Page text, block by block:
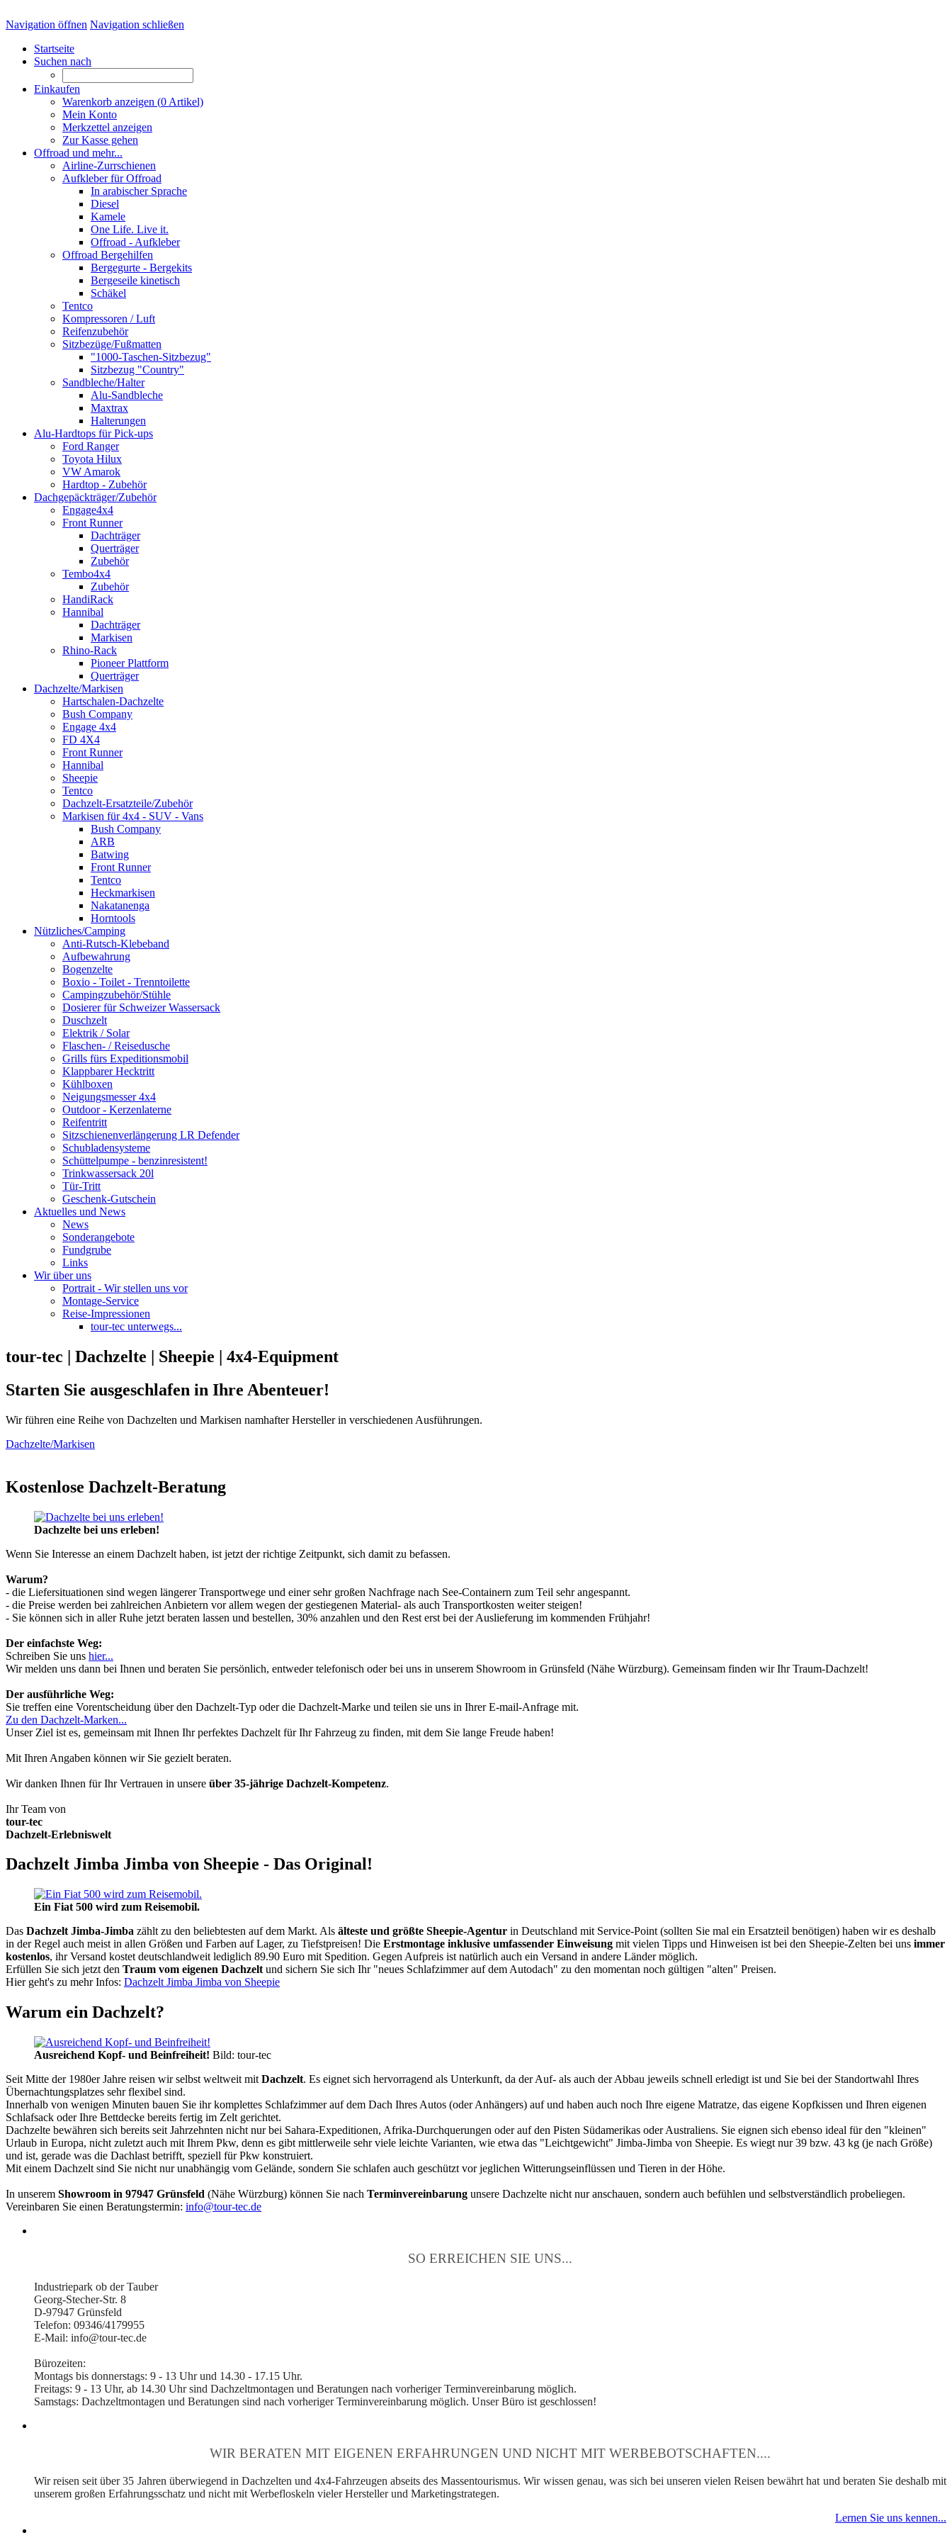
Navigation öffnen Navigation schließen
Startseite
Suchen nach
Einkaufen
Warenkorb anzeigen (0 Artikel)
Mein Konto
Merkzettel anzeigen
Zur Kasse gehen
Offroad und mehr...
Airline-Zurrschienen
Aufkleber für Offroad
In arabischer Sprache
Diesel
Kamele
One Life. Live it.
Offroad - Aufkleber
Offroad Bergehilfen
Bergegurte - Bergekits
Bergeseile kinetisch
Schäkel
Tentco
Kompressoren / Luft
Reifenzubehör
Sitzbezüge/Fußmatten
"1000-Taschen-Sitzbezug"
Sitzbezug "Country"
Sandbleche/Halter
Alu-Sandbleche
Maxtrax
Halterungen
Alu-Hardtops für Pick-ups
Ford Ranger
Toyota Hilux
VW Amarok
Hardtop - Zubehör
Dachgepäckträger/Zubehör
Engage4x4
Front Runner
Dachträger
Querträger
Zubehör
Tembo4x4
Zubehör
HandiRack
Hannibal
Dachträger
Markisen
Rhino-Rack
Pioneer Plattform
Querträger
Dachzelte/Markisen
Hartschalen-Dachzelte
Bush Company
Engage 4x4
FD 4X4
Front Runner
Hannibal
Sheepie
Tentco
Dachzelt-Ersatzteile/Zubehör
Markisen für 4x4 - SUV - Vans
Bush Company
ARB
Batwing
Front Runner
Tentco
Heckmarkisen
Nakatanenga
Horntools
Nützliches/Camping
Anti-Rutsch-Klebeband
Aufbewahrung
Bogenzelte
Boxio - Toilet - Trenntoilette
Campingzubehör/Stühle
Dosierer für Schweizer Wassersack
Duschzelt
Elektrik / Solar
Flaschen- / Reisedusche
Grills fürs Expeditionsmobil
Klappbarer Hecktritt
Kühlboxen
Neigungsmesser 4x4
Outdoor - Kerzenlaterne
Reifentritt
Sitzschienenverlängerung LR Defender
Schubladensysteme
Schüttelpumpe - benzinresistent!
Trinkwassersack 20l
Tür-Tritt
Geschenk-Gutschein
Aktuelles und News
News
Sonderangebote
Fundgrube
Links
Wir über uns
Portrait - Wir stellen uns vor
Montage-Service
Reise-Impressionen
tour-tec unterwegs...
tour-tec | Dachzelte | Sheepie | 4x4-Equipment
Starten Sie ausgeschlafen in Ihre Abenteuer!
Wir führen eine Reihe von Dachzelten und Markisen namhafter Hersteller in verschiedenen Ausführungen.
Dachzelte/Markisen
Kostenlose Dachzelt-Beratung
Dachzelte bei uns erleben!
Wenn Sie Interesse an einem Dachzelt haben, ist jetzt der richtige Zeitpunkt, sich damit zu befassen.
Warum?
- die Liefersituationen sind wegen längerer Transportwege und einer sehr großen Nachfrage nach See-Containern zum Teil sehr angespannt.
- die Preise werden bei zahlreichen Anbietern vor allem wegen der gestiegenen Material- als auch Transportkosten weiter steigen!
- Sie können sich in aller Ruhe jetzt beraten lassen und bestellen, 30% anzahlen und den Rest erst bei der Auslieferung im kommenden Frühjahr!
Der einfachste Weg:
Schreiben Sie uns hier...
Wir melden uns dann bei Ihnen und beraten Sie persönlich, entweder telefonisch oder bei uns in unserem Showroom in Grünsfeld (Nähe Würzburg). Gemeinsam finden wir Ihr Traum-Dachzelt!
Der ausführliche Weg:
Sie treffen eine Vorentscheidung über den Dachzelt-Typ oder die Dachzelt-Marke und teilen sie uns in Ihrer E-mail-Anfrage mit.
Zu den Dachzelt-Marken...
Unser Ziel ist es, gemeinsam mit Ihnen Ihr perfektes Dachzelt für Ihr Fahrzeug zu finden, mit dem Sie lange Freude haben!
Mit Ihren Angaben können wir Sie gezielt beraten.
Wir danken Ihnen für Ihr Vertrauen in unsere über 35-jährige Dachzelt-Kompetenz.
Ihr Team von
tour-tec
Dachzelt-Erlebniswelt
Dachzelt Jimba Jimba von Sheepie - Das Original!
Ein Fiat 500 wird zum Reisemobil.
Das Dachzelt Jimba-Jimba zählt zu den beliebtesten auf dem Markt. Als älteste und größte Sheepie-Agentur in Deutschland mit Service-Point (sollten Sie mal ein Ersatzteil benötigen) haben wir es deshalb
in der Regel auch meist in allen Größen und Farben auf Lager, zu Tiefstpreisen! Die Erstmontage inklusive umfassender Einweisung mit vielen Tipps und Hinweisen ist bei den Sheepie-Zelten bei uns immer
kostenlos, ihr Versand kostet deutschlandweit lediglich 89.90 Euro mit Spedition. Gegen Aufpreis ist natürlich auch ein Versand in andere Länder möglich.
Erfüllen Sie sich jetzt den Traum vom eigenen Dachzelt und sichern Sie sich Ihr "neues Schlafzimmer auf dem Autodach" zu den momentan noch gültigen "alten" Preisen.
Hier geht's zu mehr Infos: Dachzelt Jimba Jimba von Sheepie
Warum ein Dachzelt?
Ausreichend Kopf- und Beinfreiheit! Bild: tour-tec
Seit Mitte der 1980er Jahre reisen wir selbst weltweit mit Dachzelt. Es eignet sich hervorragend als Unterkunft, da der Auf- als auch der Abbau jeweils schnell erledigt ist und Sie bei der Standortwahl Ihres
Übernachtungsplatzes sehr flexibel sind.
Innerhalb von wenigen Minuten bauen Sie ihr komplettes Schlafzimmer auf dem Dach Ihres Autos (oder Anhängers) auf und haben auch noch Ihre eigene Matratze, das eigene Kopfkissen und Ihren eigenen
Schlafsack oder Ihre Bettdecke bereits fertig im Zelt gerichtet.
Dachzelte bewähren sich bereits seit Jahrzehnten nicht nur bei Sahara-Expeditionen, Afrika-Durchquerungen oder auf den Pisten Südamerikas oder Australiens. Sie eignen sich ebenso ideal für den "kleinen"
Urlaub in Europa, nicht zuletzt auch mit Ihrem Pkw, denn es gibt mittlerweile sehr viele leichte Varianten, wie etwa das "Leichtgewicht" Jimba-Jimba von Sheepie. Es wiegt nur 39 bzw. 43 kg (je nach Größe)
und ist, gerade was die Dachlast betrifft, speziell für Pkw konstruiert.
Mit einem Dachzelt sind Sie nicht nur unabhängig vom Gelände, sondern Sie schlafen auch geschützt vor jeglichen Witterungseinflüssen und Tieren in der Höhe.
In unserem Showroom in 97947 Grünsfeld (Nähe Würzburg) können Sie nach Terminvereinbarung unsere Dachzelte nicht nur anschauen, sondern auch befühlen und selbstverständlich probeliegen.
Vereinbaren Sie einen Beratungstermin: info@tour-tec.de
SO ERREICHEN SIE UNS...
Industriepark ob der Tauber
Georg-Stecher-Str. 8
D-97947 Grünsfeld
Telefon: 09346/4179955
E-Mail: info@tour-tec.de
Bürozeiten:
Montags bis donnerstags: 9 - 13 Uhr und 14.30 - 17.15 Uhr.
Freitags: 9 - 13 Uhr, ab 14.30 Uhr sind Dachzeltmontagen und Beratungen nach vorheriger Terminvereinbarung möglich.
Samstags: Dachzeltmontagen und Beratungen sind nach vorheriger Terminvereinbarung möglich. Unser Büro ist geschlossen!
WIR BERATEN MIT EIGENEN ERFAHRUNGEN UND NICHT MIT WERBEBOTSCHAFTEN....
Wir reisen seit über 35 Jahren überwiegend in Dachzelten und 4x4-Fahrzeugen abseits des Massentourismus. Wir wissen genau, was sich bei unseren vielen Reisen bewährt hat und beraten Sie deshalb mit
unserem großen Erfahrungsschatz und nicht mit Werbefloskeln vieler Hersteller und Marketingstrategen.
Lernen Sie uns kennen...